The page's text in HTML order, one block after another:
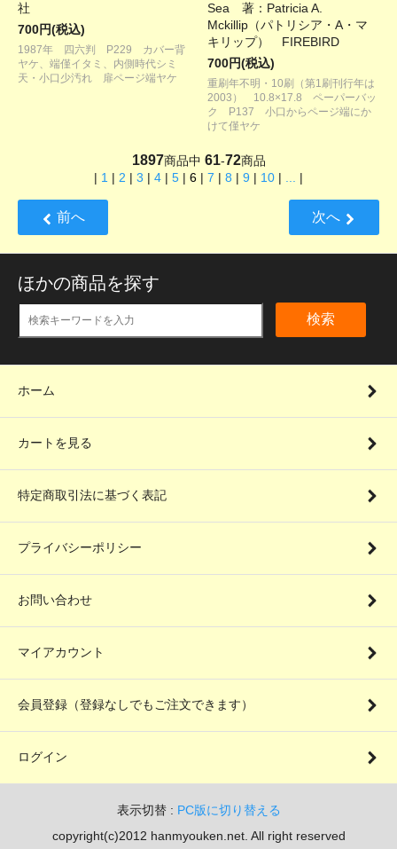
社
700円(税込)
1987年 四六判 P229 カバー背
ヤケ、端僅イタミ、内側時代シミ
天・小口少汚れ 扉ページ端ヤケ
Sea 著：Patricia A.
Mckillip（パトリシア・A・マ
キリップ） FIREBIRD
700円(税込)
重刷年不明・10刷（第1刷刊行年は
2003） 10.8×17.8 ペーパーバッ
ク P137 小口からページ端にか
けて僅ヤケ
1897商品中 61-72商品
| 1 | 2 | 3 | 4 | 5 | 6 | 7 | 8 | 9 | 10 | ... |
前へ 次へ
ほかの商品を探す
検索
ホーム
カートを見る
特定商取引法に基づく表記
プライバシーポリシー
お問い合わせ
マイアカウント
会員登録（登録なしでもご注文できます）
ログイン
表示切替 : PC版に切り替える
copyright(c)2012 hanmyouken.net. All right reserved